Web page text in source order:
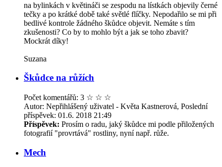
na bylinkách v květináči se zespodu na lístkách objevily černé
tečky a po krátké době také světlé flíčky. Nepodařilo se mi při
bedlivé kontrole žádného škůdce objevit. Nemáte s tím
zkušenosti? Co by to mohlo být a jak se toho zbavit?
Mockrát díky!
Suzana
Škůdce na růžích
Počet komentářů: 3 ☆ ☆ ☆
Autor: Nepřihlášený uživatel - Květa Kastnerová, Poslední
příspěvek: 01.6. 2018 21:49
Příspěvek: Prosím o radu, jaký škůdce mi podle přiložených
fotografií "provrtává" rostliny, nyní např. růže.
Mech